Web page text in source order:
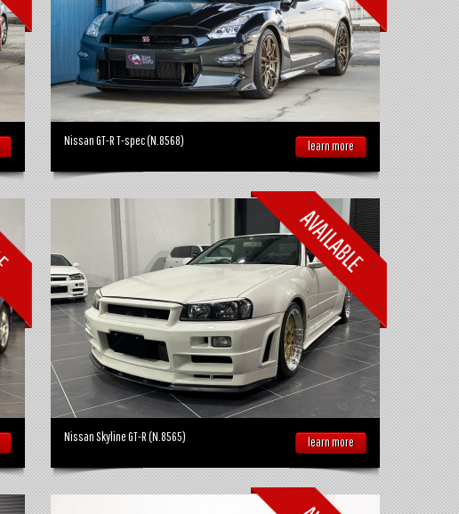
Nissan GT-R T-spec (N.8568) learn more
Nissan Skyline GT-R (N.8565) learn more